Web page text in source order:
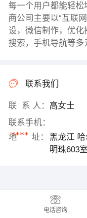
每一个用户都能轻
商公司主要以“互联
设，微信制作，优化
搜索，手机导航等多
联系我们
联 系 人： 高女士
联系手机：
****
地 址：
黑龙江
明珠603室
电话咨询